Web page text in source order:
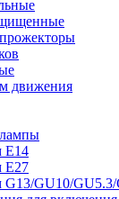
движения
E14
E27
G13/GU10/